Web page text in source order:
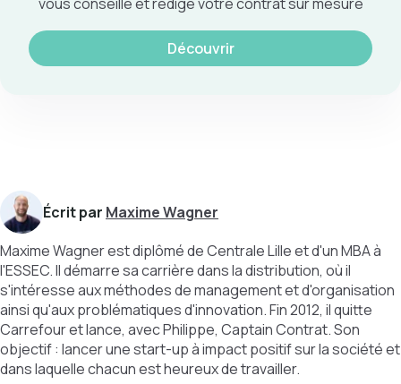
Découvrir
Écrit par Maxime Wagner
Maxime Wagner est diplômé de Centrale Lille et d'un MBA à
l'ESSEC. Il démarre sa carrière dans la distribution, où il
s'intéresse aux méthodes de management et d'organisation
ainsi qu'aux problématiques d'innovation. Fin 2012, il quitte
Carrefour et lance, avec Philippe, Captain Contrat. Son
objectif : lancer une start-up à impact positif sur la société et
dans laquelle chacun est heureux de travailler.